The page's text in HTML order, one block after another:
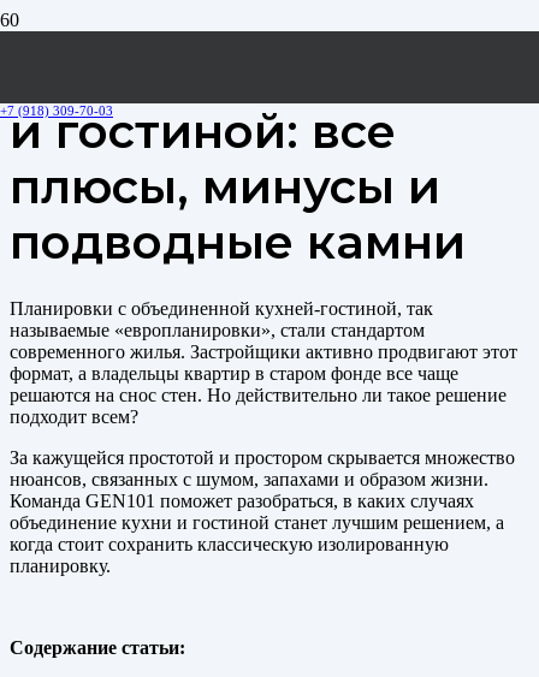
+7 (918) 309-70-03
и гостиной: все
плюсы, минусы и
подводные камни
Планировки с объединенной кухней-гостиной, так
называемые «европланировки», стали стандартом
современного жилья. Застройщики активно продвигают этот
формат, а владельцы квартир в старом фонде все чаще
решаются на снос стен. Но действительно ли такое решение
подходит всем?
За кажущейся простотой и простором скрывается множество
нюансов, связанных с шумом, запахами и образом жизни.
Команда GEN101 поможет разобраться, в каких случаях
объединение кухни и гостиной станет лучшим решением, а
когда стоит сохранить классическую изолированную
планировку.
Содержание статьи: